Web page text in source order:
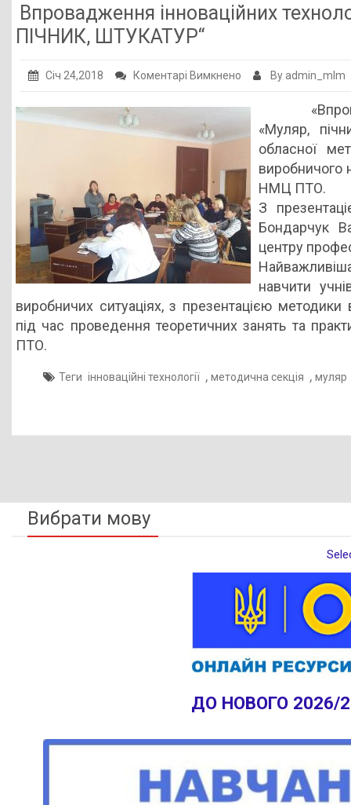
Впровадження інноваційних
ПІЧНИК, ШТУКАТУР“
Січ 24,2018 Коментарі Вимкнено до
технологій
навчання
за
професіями
„МУЛЯР,
ПІЧНИК,
ШТУКАТУР“
By admin_mlm
«Муляр,
обласної
виробничого
НМЦ ПТО.
З
Бондарчук
центру
навчити
виробничих ситуаціях, з презентацією методики
під час проведення теоретичних занять та
ПТО.
Теги інноваційні технології , методична секція , муляр
Вибрати мову
ДО НОВОГО 2026/